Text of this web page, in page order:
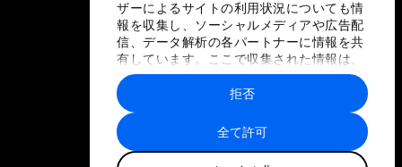
ザーによるサイトの利用状況についても情
報を収集し、ソーシャルメディアや広告配
信、データ解析の各パートナーに情報を共
有しています。ここで収集された情報は、
ユーザーが各パートナーに提供した他の情
報や各パートナーのサービスを使用した際
に収集された情報と組み合わされ、各パー
トナーによって使用されることがありま
す。
全て許可
拒否